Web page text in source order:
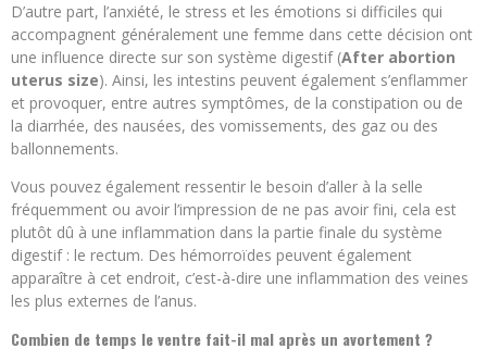
D’autre part, l’anxiété, le stress et les émotions si difficiles qui
accompagnent généralement une femme dans cette décision ont
une influence directe sur son système digestif (After abortion
uterus size). Ainsi, les intestins peuvent également s’enflammer
et provoquer, entre autres symptômes, de la constipation ou de
la diarrhée, des nausées, des vomissements, des gaz ou des
ballonnements.
Vous pouvez également ressentir le besoin d’aller à la selle
fréquemment ou avoir l’impression de ne pas avoir fini, cela est
plutôt dû à une inflammation dans la partie finale du système
digestif : le rectum. Des hémorroïdes peuvent également
apparaître à cet endroit, c’est-à-dire une inflammation des veines
les plus externes de l’anus.
Combien de temps le ventre fait-il mal après un avortement ?